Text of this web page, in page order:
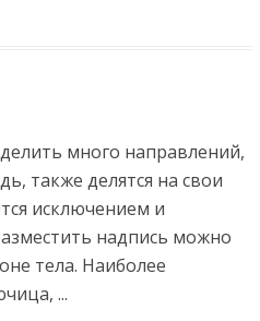
много направлений,
также делятся на свои
исключением и
надпись можно
тела. Наиболее
...